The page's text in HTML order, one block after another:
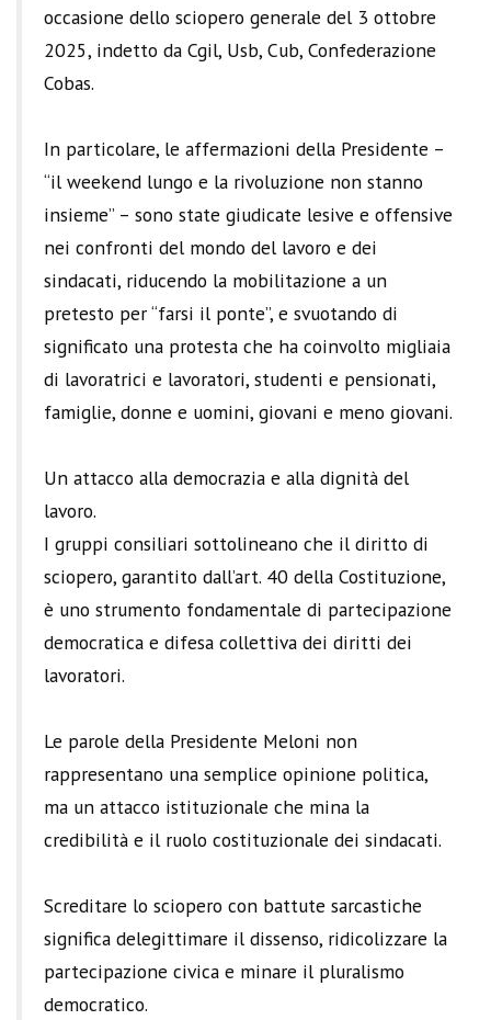
occasione dello sciopero generale del 3 ottobre
2025, indetto da Cgil, Usb, Cub, Confederazione
Cobas.
In particolare, le affermazioni della Presidente –
“il weekend lungo e la rivoluzione non stanno
insieme” – sono state giudicate lesive e offensive
nei confronti del mondo del lavoro e dei
sindacati, riducendo la mobilitazione a un
pretesto per “farsi il ponte”, e svuotando di
significato una protesta che ha coinvolto migliaia
di lavoratrici e lavoratori, studenti e pensionati,
famiglie, donne e uomini, giovani e meno giovani.
Un attacco alla democrazia e alla dignità del
lavoro.
I gruppi consiliari sottolineano che il diritto di
sciopero, garantito dall’art. 40 della Costituzione,
è uno strumento fondamentale di partecipazione
democratica e difesa collettiva dei diritti dei
lavoratori.
Le parole della Presidente Meloni non
rappresentano una semplice opinione politica,
ma un attacco istituzionale che mina la
credibilità e il ruolo costituzionale dei sindacati.
Screditare lo sciopero con battute sarcastiche
significa delegittimare il dissenso, ridicolizzare la
partecipazione civica e minare il pluralismo
democratico.